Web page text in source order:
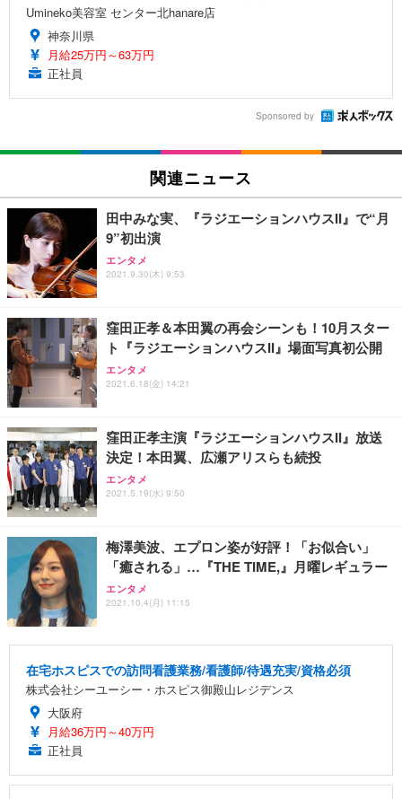
Umineko美容室 センター北hanare店
神奈川県
月給25万円～63万円
正社員
Sponsored by
関連ニュース
田中みな実、『ラジエーションハウスII』で“月
9”初出演
エンタメ
2021.9.30(木) 9:53
窪田正孝＆本田翼の再会シーンも！10月スター
ト『ラジエーションハウスII』場面写真初公開
エンタメ
2021.6.18(金) 14:21
窪田正孝主演『ラジエーションハウスII』放送
決定！本田翼、広瀬アリスらも続投
エンタメ
2021.5.19(水) 9:50
梅澤美波、エプロン姿が好評！「お似合い」
「癒される」…『THE TIME,』月曜レギュラー
エンタメ
2021.10.4(月) 11:15
在宅ホスピスでの訪問看護業務/看護師/待遇充実/資格必須
株式会社シーユーシー・ホスピス御殿山レジデンス
大阪府
月給36万円～40万円
正社員